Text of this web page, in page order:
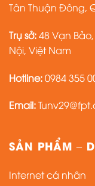
Tân Thuận Đông,
Trụ sở:48 Vạn
Nội, Việt Nam
Hotline:0984 355
Email:
SẢN PHẨM –
Internet cá nhân